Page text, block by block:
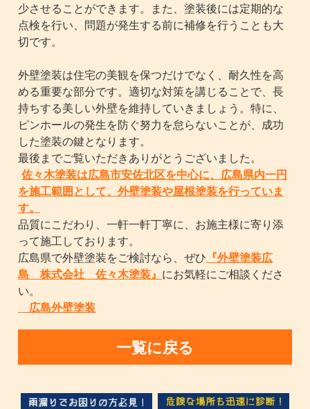
少させることができます。また、塗装後には定期的な
点検を行い、問題が発生する前に補修を行うことも大
切です。
外壁塗装は住宅の美観を保つだけでなく、耐久性を高
める重要な部分です。適切な対策を講じることで、長
持ちする美しい外壁を維持していきましょう。特に、
ピンホールの発生を防ぐ努力を怠らないことが、成功
した塗装の鍵となります。
最後までご覧いただきありがとうございました。
佐々木塗装は広島市安佐北区を中心に、広島県内一円
を施工範囲として、外壁塗装や屋根塗装を行っていま
す。
品質にこだわり、一軒一軒丁寧に、お施主様に寄り添
って施工しております。
広島県で外壁塗装をご検討なら、ぜひ 『外壁塗装広
島 株式会社 佐々木塗装』 にお気軽にご相談くださ
い。
広島外壁塗装
一覧に戻る